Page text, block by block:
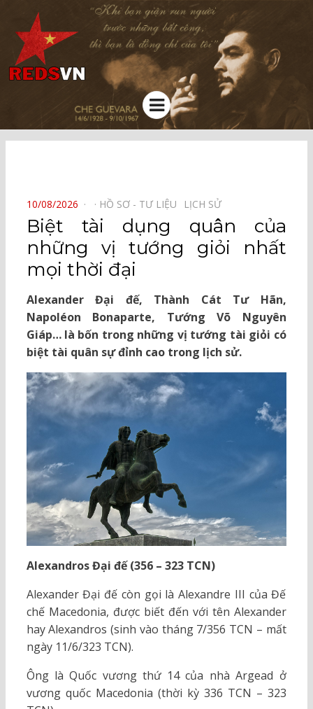
Kênh chia sẻ tri thức cộng đồng
Menu
POSTED
ON
10/08/2026 HỒ SƠ - TƯ LIỆU⠀ LỊCH SỬ⠀
Biệt tài dụng quân của
những vị tướng giỏi nhất
mọi thời đại
Alexander Đại đế, Thành Cát Tư Hãn,
Napoléon Bonaparte, Tướng Võ Nguyên
Giáp… là bốn trong những vị tướng tài giỏi có
biệt tài quân sự đỉnh cao trong lịch sử.
Alexandros Đại đế (356 – 323 TCN)
Alexander Đại đế còn gọi là Alexandre III của Đế
chế Macedonia, được biết đến với tên Alexander
hay Alexandros (sinh vào tháng 7/356 TCN – mất
ngày 11/6/323 TCN).
Ông là Quốc vương thứ 14 của nhà Argead ở
vương quốc Macedonia (thời kỳ 336 TCN – 323